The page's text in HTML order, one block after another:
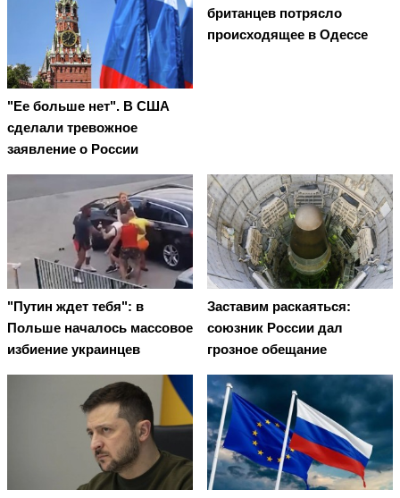
"Ее больше нет". В США
сделали тревожное
заявление о России
британцев потрясло
происходящее в Одессе
"Путин ждет тебя": в
Польше началось массовое
избиение украинцев
Заставим раскаяться:
союзник России дал
грозное обещание